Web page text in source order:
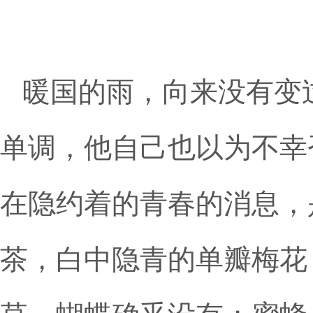
暖国的雨，向来没有
单调，他自己也以为不
在隐约着的青春的消息
茶，白中隐青的单瓣梅